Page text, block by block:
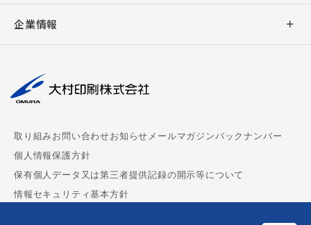
バリアブル印刷
AUGGLE
御朱印帳
キャラクター販促
組版
ビジネス漫画制作
デジタルサイネージ
デジタル教科書制作
chuboz
MEDPORTAL
新卒採用
大村印刷の働き方
企業情報
会社概要
事業拠点
取り組みお問い合わせお知らせ メールマガジンバックナンバー
個人情報保護方針
保有個人データ又は第三者提供記録の開示等について
情報セキュリティ基本方針